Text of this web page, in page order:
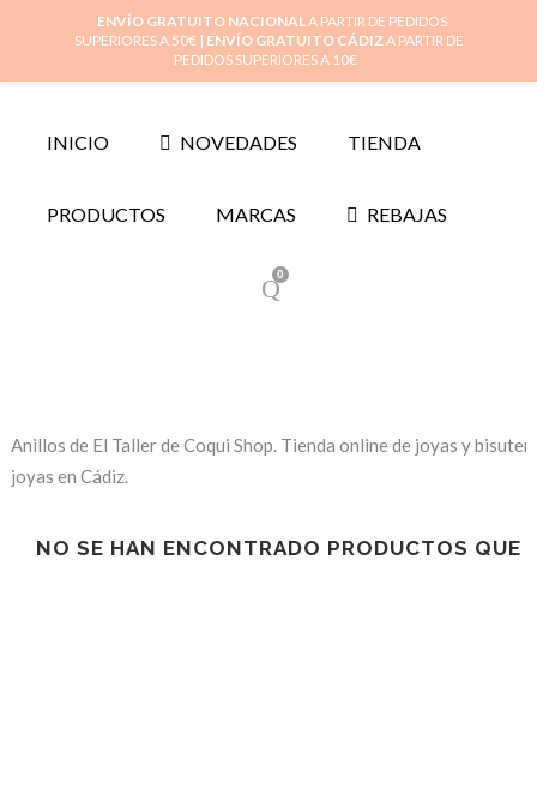
Mi cuenta Cuidado de tus joyas Conócenos Contacta
INICIO NOVEDADES TIENDA
PRODUCTOS MARCAS REBAJAS
0
Anillos de El Taller de Coqui Shop. Tienda online de joyas y
joyas en Cádiz.
NO SE HAN ENCONTRADO PRODUCTOS
ENVÍO GRATUITO NACIONALA PARTIR DE PEDIDOS
SUPERIORES A 50€ | ENVÍO GRATUITO CÁDIZA PARTIR DE
PEDIDOS SUPERIORES A 10€